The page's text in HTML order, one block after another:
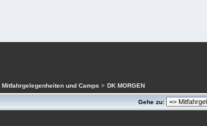
Mitfahrgelegenheiten und Camps > DK MORGEN
Gehe zu: